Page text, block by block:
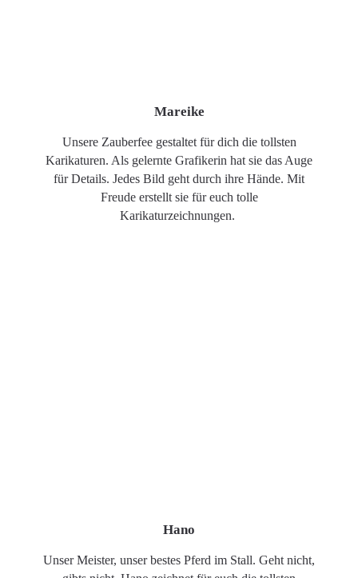
Mareike
Unsere Zauberfee gestaltet für dich die tollsten
Karikaturen. Als gelernte Grafikerin hat sie das Auge
für Details. Jedes Bild geht durch ihre Hände. Mit
Freude erstellt sie für euch tolle
Karikaturzeichnungen.
Hano
Unser Meister, unser bestes Pferd im Stall. Geht nicht,